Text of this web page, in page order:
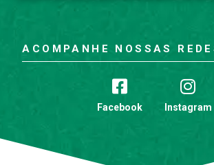
ACOMPANHE NOSSAS
Facebook Instagram